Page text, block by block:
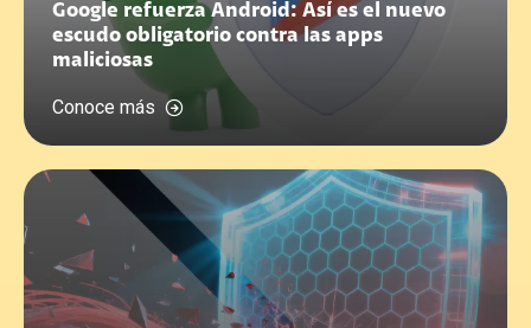
Google refuerza Android: Así es el nuevo
escudo obligatorio contra las apps
maliciosas
Conoce más